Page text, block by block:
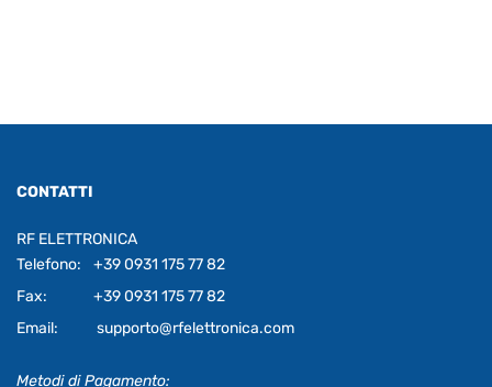
CONTATTI
RF ELETTRONICA
Telefono:
+39 0931 175 77 82
Fax:
+39 0931 175 77 82
Email:
supporto@rfelettronica.com
Metodi di Pagamento: